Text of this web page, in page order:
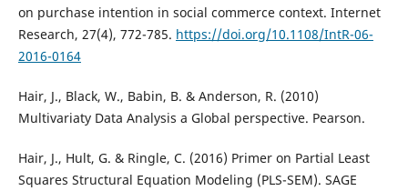
on purchase intention in social commerce context. Internet
Research, 27(4), 772-785. https://doi.org/10.1108/IntR-06-
2016-0164
Hair, J., Black, W., Babin, B. & Anderson, R. (2010)
Multivariaty Data Analysis a Global perspective. Pearson.
Hair, J., Hult, G. & Ringle, C. (2016) Primer on Partial Least
Squares Structural Equation Modeling (PLS-SEM). SAGE